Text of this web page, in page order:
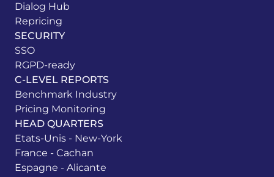
Dialog Hub
Repricing
SECURITY
SSO
RGPD-ready
C-LEVEL REPORTS
Benchmark Industry
Pricing Monitoring
HEAD QUARTERS
Etats-Unis - New-York
France - Cachan
Espagne - Alicante